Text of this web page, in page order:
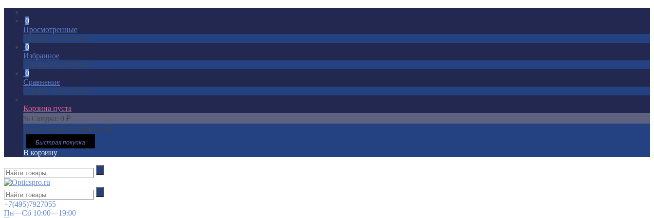
0
Просмотренные
Товары отсутствуют
0
Избранное
Товары отсутствуют
0
Сравнение
Товары отсутствуют
Корзина пуста
% Скидка: 0 ₽
ИТОГОВАЯ СУММА: 0 ₽
Быстрая покупка
В корзину
+7(495)7927055
Пн—Сб 10:00—19:00